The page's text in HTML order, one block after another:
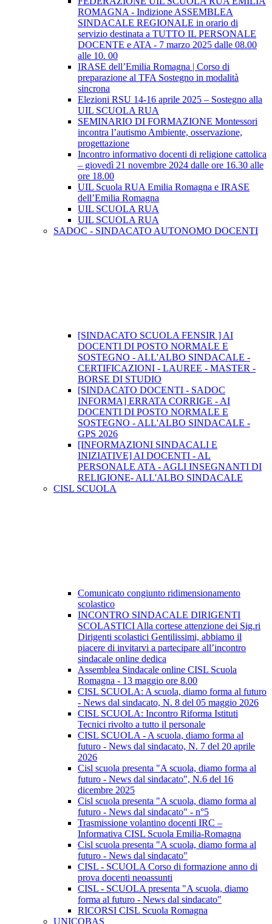
ROMAGNA - Indizione ASSEMBLEA
SINDACALE REGIONALE in orario di
servizio destinata a TUTTO IL PERSONALE
DOCENTE e ATA - 7 marzo 2025 dalle 08.00
alle 10. 00
IRASE dell’Emilia Romagna | Corso di
preparazione al TFA Sostegno in modalità
sincrona
Elezioni RSU 14-16 aprile 2025 – Sostegno alla
UIL SCUOLA RUA
SEMINARIO DI FORMAZIONE Montessori
incontra l’autismo Ambiente, osservazione,
progettazione
Incontro informativo docenti di religione cattolica
– giovedì 21 novembre 2024 dalle ore 16.30 alle
ore 18.00
UIL Scuola RUA Emilia Romagna e IRASE
dell’Emilia Romagna
UIL SCUOLA RUA
UIL SCUOLA RUA
SADOC - SINDACATO AUTONOMO DOCENTI
[SINDACATO SCUOLA FENSIR ] AI
DOCENTI DI POSTO NORMALE E
SOSTEGNO - ALL'ALBO SINDACALE -
CERTIFICAZIONI - LAUREE - MASTER -
BORSE DI STUDIO
[SINDACATO DOCENTI - SADOC
INFORMA] ERRATA CORRIGE - AI
DOCENTI DI POSTO NORMALE E
SOSTEGNO - ALL'ALBO SINDACALE -
GPS 2026
[INFORMAZIONI SINDACALI E
INIZIATIVE] AI DOCENTI - AL
PERSONALE ATA - AGLI INSEGNANTI DI
RELIGIONE- ALL'ALBO SINDACALE
CISL SCUOLA
Comunicato congiunto ridimensionamento
scolastico
INCONTRO SINDACALE DIRIGENTI
SCOLASTICI Alla cortese attenzione dei Sig.ri
Dirigenti scolastici Gentilissimi, abbiamo il
piacere di invitarvi a partecipare all’incontro
sindacale online dedica
Assemblea Sindacale online CISL Scuola
Romagna - 13 maggio ore 8.00
CISL SCUOLA: A scuola, diamo forma al futuro
- News dal sindacato, N. 8 del 05 maggio 2026
CISL SCUOLA: Incontro Riforma Istituti
Tecnici rivolto a tutto il personale
CISL SCUOLA - A scuola, diamo forma al
futuro - News dal sindacato, N. 7 del 20 aprile
2026
Cisl scuola presenta "A scuola, diamo forma al
futuro - News dal sindacato", N.6 del 16
dicembre 2025
Cisl scuola presenta "A scuola, diamo forma al
futuro - News dal sindacato" - n°5
Trasmissione volantino docenti IRC –
Informativa CISL Scuola Emilia-Romagna
Cisl scuola presenta "A scuola, diamo forma al
futuro - News dal sindacato"
CISL - SCUOLA Corso di formazione anno di
prova docenti neoassunti
CISL - SCUOLA presenta "A scuola, diamo
forma al futuro - News dal sindacato"
RICORSI CISL Scuola Romagna
UNICOBAS